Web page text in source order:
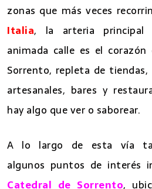
zonas que más veces
Italia, la arteria principal
animada calle es el
Sorrento, repleta de
artesanales, bares y
hay algo que ver o saborear.
A lo largo de esta vía
algunos puntos de interés
Catedral de Sorrento,